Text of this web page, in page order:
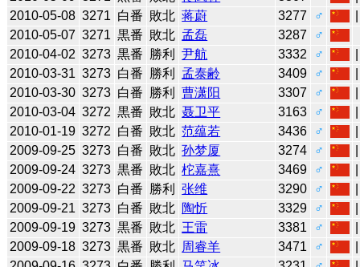
2010-05-08 3271 白番 敗北 蒋蔚 3277 ♂
2010-05-07 3271 黒番 敗北 孟磊 3287
♂
2010-04-02 3273 黒番 勝利 尹航 3332 ♂
2010-03-31 3273 白番 勝利 孟泰齢 3409 ♂
2010-03-30 3273 白番 勝利 曹潇阳 3307 ♂
2010-03-04 3272 黒番 敗北 聂卫平 3163 ♂
2010-01-19 3272 白番 敗北 范蕴若 3436 ♂
2009-09-25 3273 白番 敗北 孙梦厦 3274 ♂
2009-09-24 3273 黒番 敗北 柁嘉熹 3469 ♂
2009-09-22 3273 白番 勝利 张维 3290 ♂
2009-09-21 3273 白番 敗北 陶忻 3329 ♂
2009-09-19 3273 黒番 敗北 王雷 3381 ♂
2009-09-18 3273 黒番 敗北 周睿羊 3471 ♂